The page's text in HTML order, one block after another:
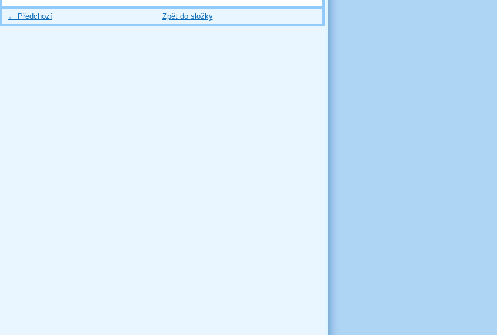
← Předchozí Zpět do složky